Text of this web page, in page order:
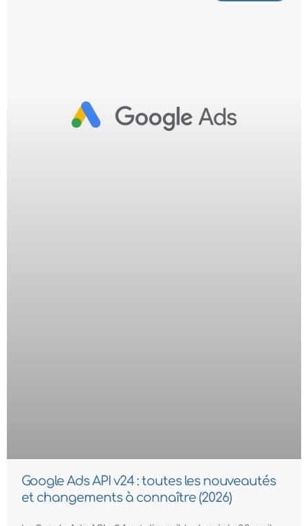
Google Ads API v24 : toutes les nouveautés
et changements à connaître (2026)